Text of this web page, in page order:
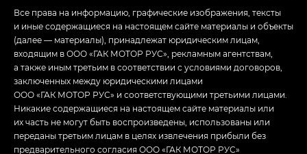
Все права на информацию, графические изображения, тексты
и иные содержащиеся на настоящем сайте материалы и объекты
(далее — материалы), принадлежат юридическим лицам,
входящим в ООО «ГАК МОТОР РУС», рекламным агентствам,
а также иным третьим в соответствии с условиями договоров,
заключенных между юридическими лицами
ООО «ГАК МОТОР РУС» и соответствующими третьими лицами.
Никакие содержащиеся на настоящем сайте материалы или
их часть не могут быть воспроизведены, использованы или
переданы третьим лицам в целях извлечения прибыли без
предварительного согласия ООО «ГАК МОТОР РУС»